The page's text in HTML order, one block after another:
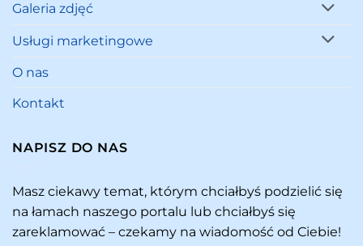
Galeria zdjęć
Usługi marketingowe
O nas
Kontakt
NAPISZ DO NAS
Masz ciekawy temat, którym chciałbyś podzielić się
na łamach naszego portalu lub chciałbyś się
zareklamować – czekamy na wiadomość od Ciebie!